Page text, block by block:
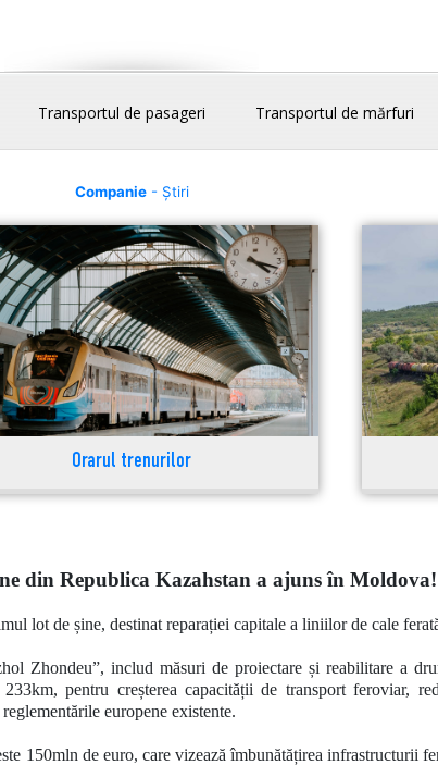
Transportul de pasageri Transportul de mărfuri
Companie- Știri
Orarul trenurilor
din Republica Kazahstan a ajuns în Moldova!
lot de șine, destinat reparației capitale a liniilor de cale
Zhondeu”, includ măsuri de proiectare și reabilitare a
233km,pentru creșterea capacității de transport feroviar,
europene existente.
150mln de euro, care vizează îmbunătățirea infrastructurii